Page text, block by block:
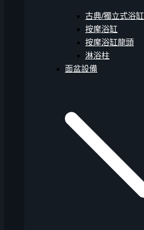
古典/獨立式浴缸
按摩浴缸
按摩浴缸龍頭
淋浴柱
面盆設備